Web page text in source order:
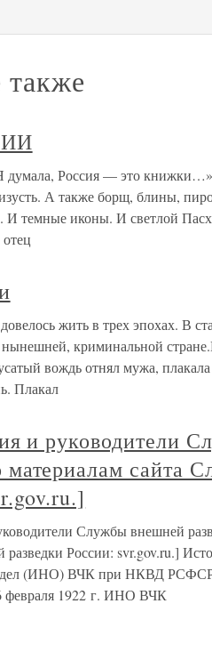
также
Россия — это книжки…»
А также борщ, блины,
И темные иконы. И светлой
жить в трех эпохах. В
криминальной
вождь отнял мужа,
Плакал
и руководители
сайта
Службы внешней
России: svr.gov.ru.]
(ИНО) ВЧК при НКВД РСФСР.
февраля 1922 г. ИНО ВЧК